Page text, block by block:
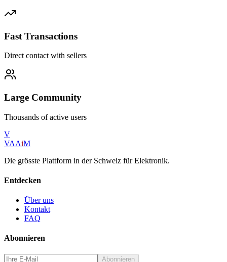
Fast Transactions
Direct contact with sellers
Large Community
Thousands of active users
V
VAAiM
Die grösste Plattform in der Schweiz für Elektronik.
Entdecken
Über uns
Kontakt
FAQ
Abonnieren
Abonnieren